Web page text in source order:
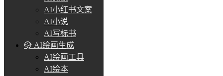
AI小红书文案
AI小说
AI写标书
AI绘画生成
AI绘画工具
AI绘本